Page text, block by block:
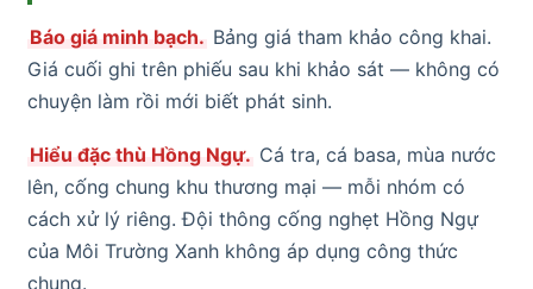
Báo giá minh bạch. Bảng giá tham khảo công khai.
Giá cuối ghi trên phiếu sau khi khảo sát — không có
chuyện làm rồi mới biết phát sinh.
Hiểu đặc thù Hồng Ngự. Cá tra, cá basa, mùa nước
lên, cống chung khu thương mại — mỗi nhóm có
cách xử lý riêng. Đội thông cống nghẹt Hồng Ngự
của Môi Trường Xanh không áp dụng công thức
chung.